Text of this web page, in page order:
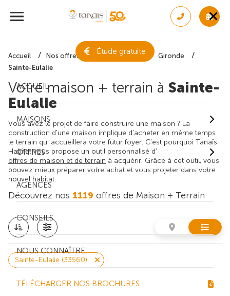
Étude gratuite
ACCUEIL
MAISONS
OFFRES
AGENCES
CONSEILS
NOUS CONNAÎTRE
TÉLÉCHARGER NOS BROCHURES
Accueil Nos offres de maison + terrain
Gironde
Sainte-Eulalie
Votre maison + terrain à Sainte-
Eulalie
Vous avez le projet de faire construire une maison ? La
construction d'une maison implique d'acheter en même temps
le terrain qui accueillera votre futur foyer. C'est pourquoi Tanaïs
Habitat vous propose un outil personnalisé d'
offres de maison et de terrain à acquérir. Grâce à cet outil, vous
pouvez mieux préparer votre achat et vous projeter dans votre
nouvel habitat.
Découvrez nos 1119 offres de Maison + Terrain
Sainte-Eulalie (33560)